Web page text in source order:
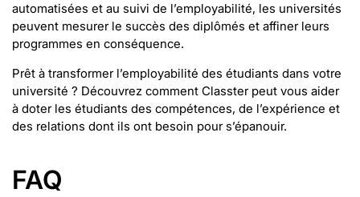
automatisées et au suivi de l’employabilité, les universités
peuvent mesurer le succès des diplômés et affiner leurs
programmes en conséquence.
Prêt à transformer l’employabilité des étudiants dans votre
université ? Découvrez comment Classter peut vous aider
à doter les étudiants des compétences, de l’expérience et
des relations dont ils ont besoin pour s’épanouir.
FAQ